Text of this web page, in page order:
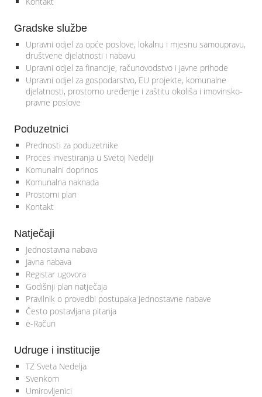
Gradske službe
Upravni odjel za opće poslove, lokalnu i mjesnu samoupravu,
društvene djelatnosti i nabavu
Upravni odjel za financije, računovodstvo i javne prihode
Upravni odjel za gospodarstvo, EU projekte, komunalne
djelatnosti, prostorno uređenje i zaštitu okoliša i imovinsko-
pravne poslove
Poduzetnici
Prednosti za poduzetnike
Proces investiranja u Svetoj Nedelji
Komunalni doprinos
Komunalna naknada
Prostorni plan
Kontakt
Natječaji
Jednostavna nabava
Javna nabava
Registar ugovora
Godišnji plan natječaja
Pravilnik o provedbi postupaka jednostavne nabave
Često postavljana pitanja
e-Račun
Udruge i institucije
TZ Sveta Nedelja
Svenkom
Umirovljenici